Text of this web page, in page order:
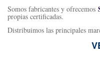
Somos fabricantes y ofrecemos
propias certificadas.
Distribuimos las principales